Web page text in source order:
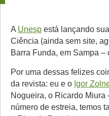
A Unesp está lançando
Ciência (ainda sem site,
Barra Funda, em Sampa
Por uma dessas felizes
da revista: eu e o Igor
Nogueira, o Ricardo
número de estreia, temos